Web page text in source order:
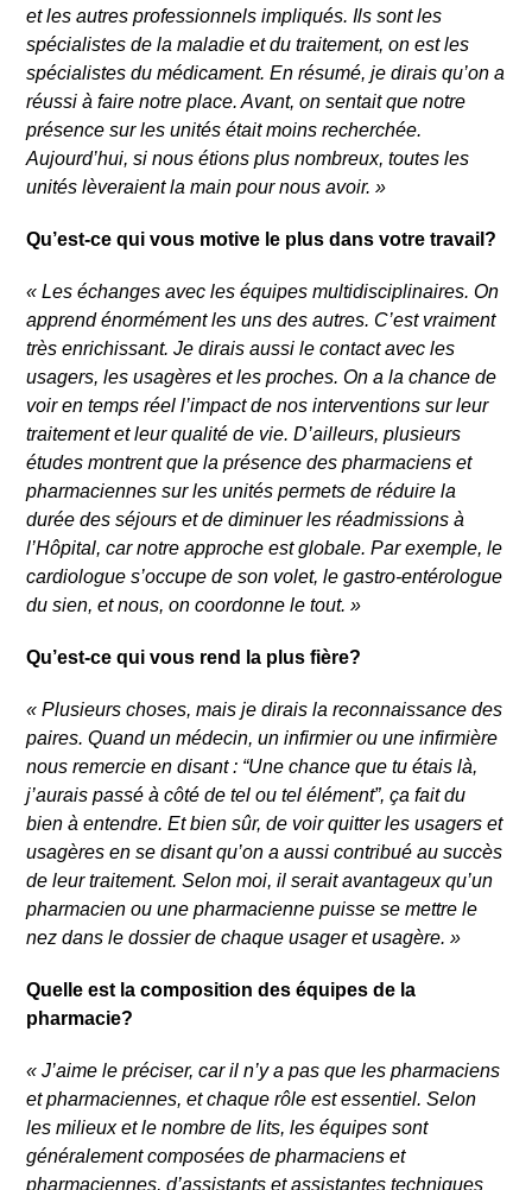
Rechercher
et les autres professionnels impliqués. Ils sont les
spécialistes de la maladie et du traitement, on est les
spécialistes du médicament. En résumé, je dirais qu’on a
réussi à faire notre place. Avant, on sentait que notre
présence sur les unités était moins recherchée.
Aujourd’hui, si nous étions plus nombreux, toutes les
unités lèveraient la main pour nous avoir. »
Qu’est-ce qui vous motive le plus dans votre travail?
« Les échanges avec les équipes multidisciplinaires. On
apprend énormément les uns des autres. C’est vraiment
très enrichissant. Je dirais aussi le contact avec les
usagers, les usagères et les proches. On a la chance de
voir en temps réel l’impact de nos interventions sur leur
traitement et leur qualité de vie. D’ailleurs, plusieurs
études montrent que la présence des pharmaciens et
pharmaciennes sur les unités permets de réduire la
durée des séjours et de diminuer les réadmissions à
l’Hôpital, car notre approche est globale. Par exemple, le
cardiologue s’occupe de son volet, le gastro-entérologue
du sien, et nous, on coordonne le tout. »
Qu’est-ce qui vous rend la plus fière?
« Plusieurs choses, mais je dirais la reconnaissance des
paires. Quand un médecin, un infirmier ou une infirmière
nous remercie en disant : “Une chance que tu étais là,
j’aurais passé à côté de tel ou tel élément”, ça fait du
bien à entendre. Et bien sûr, de voir quitter les usagers et
usagères en se disant qu’on a aussi contribué au succès
de leur traitement. Selon moi, il serait avantageux qu’un
pharmacien ou une pharmacienne puisse se mettre le
nez dans le dossier de chaque usager et usagère. »
Quelle est la composition des équipes de la
pharmacie?
« J’aime le préciser, car il n’y a pas que les pharmaciens
et pharmaciennes, et chaque rôle est essentiel. Selon
les milieux et le nombre de lits, les équipes sont
généralement composées de pharmaciens et
pharmaciennes, d’assistants et assistantes techniques